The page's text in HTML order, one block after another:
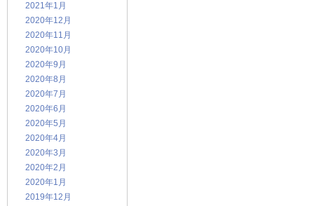
2021年1月
2020年12月
2020年11月
2020年10月
2020年9月
2020年8月
2020年7月
2020年6月
2020年5月
2020年4月
2020年3月
2020年2月
2020年1月
2019年12月